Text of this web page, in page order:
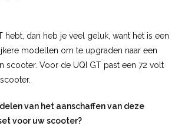
hebt, dan heb je veel geluk, want het is een
modellen om te upgraden naar een
scooter. Voor de UQI GT past een 72 volt
van het aanschaffen van deze
voor uw scooter?